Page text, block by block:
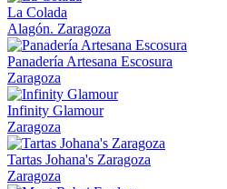
La Colada
Alagón. Zaragoza
Panadería Artesana Escosura
Zaragoza
Infinity Glamour
Zaragoza
Tartas Johana's Zaragoza
Zaragoza